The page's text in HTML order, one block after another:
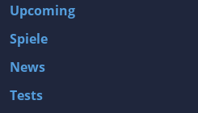
Upcoming
Spiele
News
Tests